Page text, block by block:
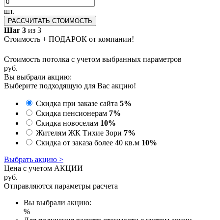
шт.
РАССЧИТАТЬ СТОИМОСТЬ
Шаг 3 из 3
Стоимость + ПОДАРОК от компании!
Стоимость потолка с учетом выбранных параметров
руб.
Вы выбрали акцию:
Выберите подходящую для Вас акцию!
Скидка при заказе сайта 5%
Скидка пенсионерам 7%
Скидка новоселам 10%
Жителям ЖК Тихие Зори 7%
Скидка от заказа более 40 кв.м 10%
Выбрать акцию >
Цена с учетом АКЦИИ
руб.
Отправляются параметры расчета
Вы выбрали акцию:
%